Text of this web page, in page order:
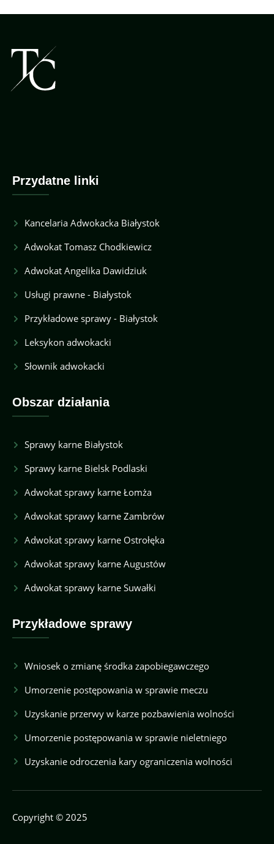
Przydatne linki
Kancelaria Adwokacka Białystok
Adwokat Tomasz Chodkiewicz
Adwokat Angelika Dawidziuk
Usługi prawne - Białystok
Przykładowe sprawy - Białystok
Leksykon adwokacki
Słownik adwokacki
Obszar działania
Sprawy karne Białystok
Sprawy karne Bielsk Podlaski
Adwokat sprawy karne Łomża
Adwokat sprawy karne Zambrów
Adwokat sprawy karne Ostrołęka
Adwokat sprawy karne Augustów
Adwokat sprawy karne Suwałki
Przykładowe sprawy
Wniosek o zmianę środka zapobiegawczego
Umorzenie postępowania w sprawie meczu
Uzyskanie przerwy w karze pozbawienia wolności
Umorzenie postępowania w sprawie nieletniego
Uzyskanie odroczenia kary ograniczenia wolności
Copyright © 2025